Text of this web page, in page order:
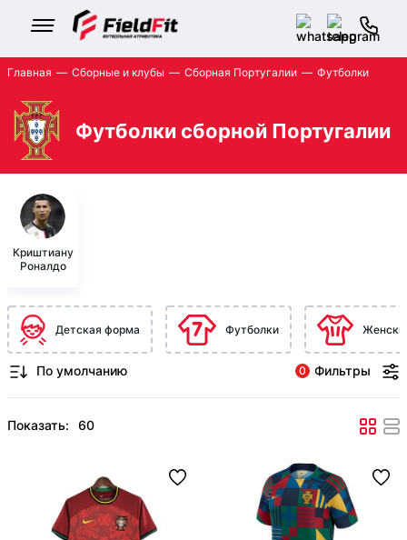
Главная Сборные и клубы Сборная Португалии Футболки
Футболки сборной Португалии
Криштиану
Роналдо
Детская форма Футболки
0 Фильтры
Показать: